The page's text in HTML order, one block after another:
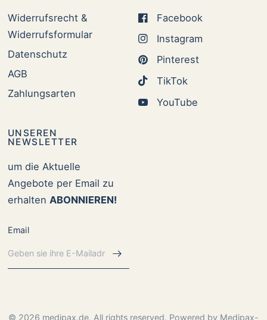
Widerrufsrecht &
Widerrufsformular
Datenschutz
AGB
Zahlungsarten
Facebook
Instagram
Pinterest
TikTok
YouTube
UNSEREN
NEWSLETTER
um die Aktuelle
Angebote per Email zu
erhalten ABONNIEREN!
Email
© 2026 medipax.de, All rights reserved. Powered by Medipax-